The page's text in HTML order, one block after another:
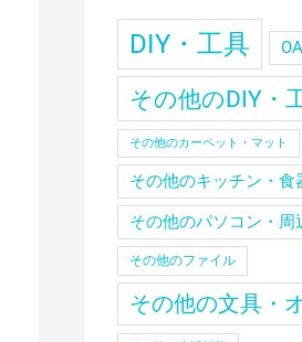
DIY・工具
その他のDIY・
その他のカーペット・マット
その他のキッチン・食
その他のパソコン・周
その他のファイル
その他の文具・